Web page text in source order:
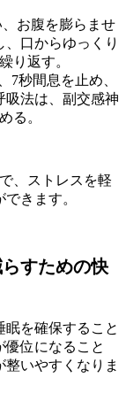
お腹を膨らませ
口からゆっくり
り返す。
7秒間息を止め、
吸法は、副交感神
る。
、ストレスを軽
きます。
すための快
を確保すること
位になること
いやすくなりま